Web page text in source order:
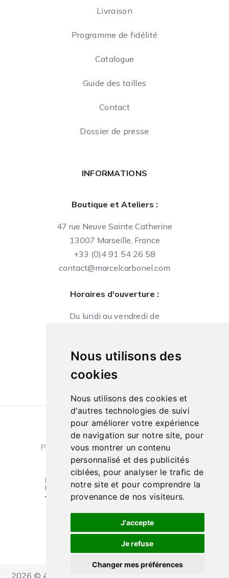
Nous utilisons des
cookies
Nous utilisons des cookies et
d'autres technologies de suivi
pour améliorer votre expérience
de navigation sur notre site, pour
vous montrer un contenu
personnalisé et des publicités
ciblées, pour analyser le trafic de
notre site et pour comprendre la
provenance de nos visiteurs.
J'accepte
Je refuse
Changer mes préférences
Livraison
Programme de fidélité
Catalogue
Guide des tailles
Contact
Dossier de presse
INFORMATIONS
Boutique et Ateliers :
47 rue Neuve Sainte Catherine
13007 Marseille, France
+33 (0)4 91 54 26 58
contact@marcelcarbonel.com
Horaires d'ouverture :
Du lundi au vendredi de
10h à 13h et de 14h à 18h
Conditions générales de ventes
|
Politique de confidentialité
| Cookies
2026 © Ateliers Marcel Carbonel - Tous droits réservés